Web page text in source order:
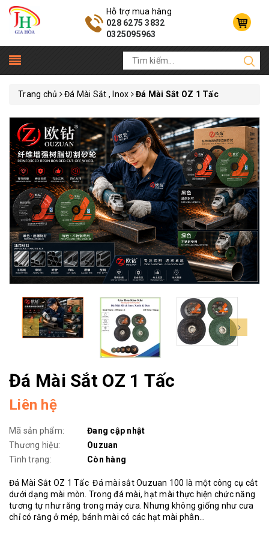
Hỗ trợ mua hàng
028 6275 3832
0325095963
Trang chủ Đá Mài Sắt , Inox Đá Mài Sắt OZ 1 Tấc
Đá Mài Sắt OZ 1 Tấc
Liên hệ
Mã sản phẩm:
Đang cập nhật
Thương hiệu:
Ouzuan
Tình trạng:
Còn hàng
Đá Mài Sắt OZ 1 Tấc Đá mài sắt Ouzuan 100 là một công cụ cắt
dưới dạng mài mòn. Trong đá mài, hạt mài thực hiện chức năng
tương tự như răng trong máy cưa. Nhưng không giống như cưa
chỉ có răng ở mép, bánh mài có các hạt mài phân...